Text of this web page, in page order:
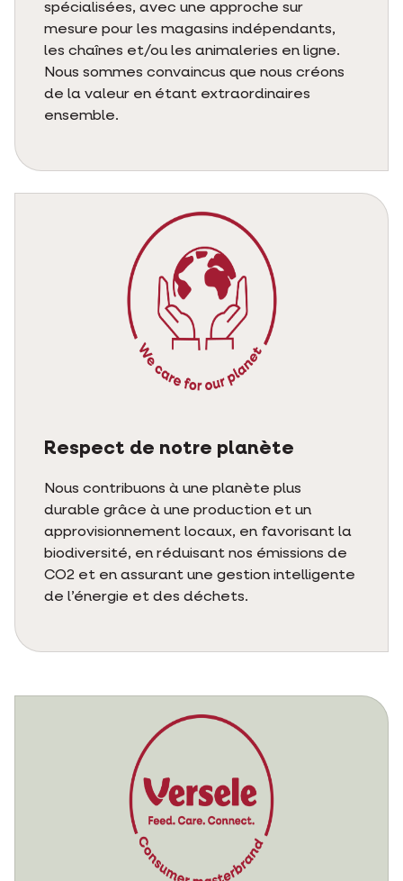
spécialisées, avec une approche sur
mesure pour les magasins indépendants,
les chaînes et/ou les animaleries en ligne.
Nous sommes convaincus que nous créons
de la valeur en étant extraordinaires
ensemble.
Respect de notre planète
Nous contribuons à une planète plus
durable grâce à une production et un
approvisionnement locaux, en favorisant la
biodiversité, en réduisant nos émissions de
CO2 et en assurant une gestion intelligente
de l’énergie et des déchets.